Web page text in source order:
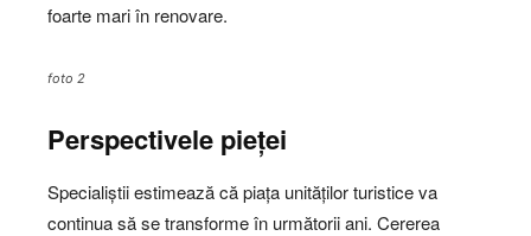
foarte mari în renovare.
foto 2
Perspectivele pieței
Specialiștii estimează că piața unităților turistice va
continua să se transforme în următorii ani. Cererea